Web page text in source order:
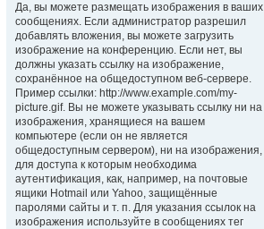
Да, вы можете размещать изображения в ваших
сообщениях. Если администратор разрешил
добавлять вложения, вы можете загрузить
изображение на конференцию. Если нет, вы
должны указать ссылку на изображение,
сохранённое на общедоступном веб-сервере.
Пример ссылки: http://www.example.com/my-
picture.gif. Вы не можете указывать ссылку ни на
изображения, хранящиеся на вашем
компьютере (если он не является
общедоступным сервером), ни на изображения,
для доступа к которым необходима
аутентификация, как, например, на почтовые
ящики Hotmail или Yahoo, защищённые
паролями сайты и т. п. Для указания ссылок на
изображения используйте в сообщениях тег